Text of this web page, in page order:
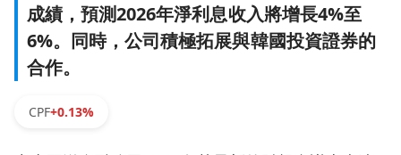
成績，預測2026年淨利息收入將增長4%至
6%。同時，公司積極拓展與韓國投資證券的
合作。
CPF+0.13%